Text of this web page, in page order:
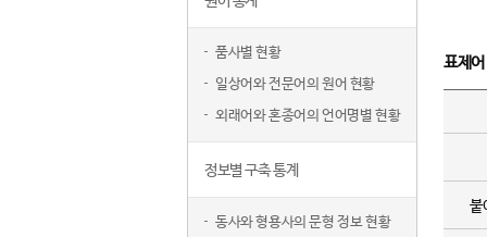
품사별 현황
일상어와 전문어의 원어 현황
외래어와 혼종어의 언어명별 현황
정보별 구축 통계
동사와 형용사의 문형 정보 현황
표제
붙